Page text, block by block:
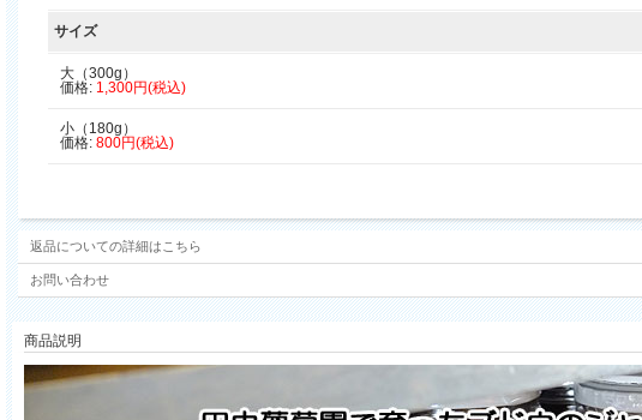
サイズ
大（300g）
価格: 1,300円(税込)
小（180g）
価格: 800円(税込)
返品についての詳細はこちら
お問い合わせ
商品説明